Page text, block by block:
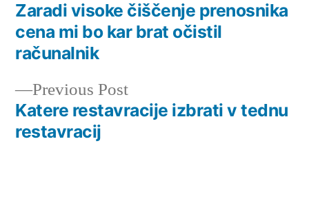
Navigacija
prispevka
Previous PostPrevious
post:
Katere restavracije izbrati v tednu
restavracij
post:
Zaradi visoke čiščenje prenosnika
cena mi bo kar brat očistil
računalnik